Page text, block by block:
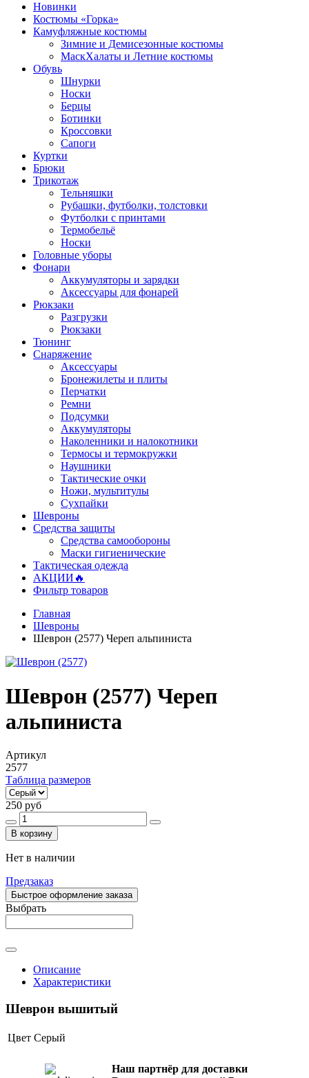
Новинки
Костюмы «Горка»
Камуфляжные костюмы
Зимние и Демисезонные костюмы
МаскХалаты и Летние костюмы
Обувь
Шнурки
Носки
Берцы
Ботинки
Кроссовки
Сапоги
Куртки
Брюки
Трикотаж
Тельняшки
Рубашки, футболки, толстовки
Футболки с принтами
Термобельё
Носки
Головные уборы
Фонари
Аккумуляторы и зарядки
Аксессуары для фонарей
Рюкзаки
Разгрузки
Рюкзаки
Тюнинг
Снаряжение
Аксессуары
Бронежилеты и плиты
Перчатки
Ремни
Подсумки
Аккумуляторы
Наколенники и налокотники
Термосы и термокружки
Наушники
Тактические очки
Ножи, мультитулы
Сухпайки
Шевроны
Средства защиты
Средства самообороны
Маски гигиенические
Тактическая одежда
АКЦИИ🔥
Фильтр товаров
Главная
Шевроны
Шеврон (2577) Череп альпиниста
Шеврон (2577) Череп
альпиниста
Артикул
2577
Таблица размеров
250 руб
В корзину
Нет в наличии
Предзаказ
Быстрое оформление заказа
Выбрать
Описание
Характеристики
Шеврон вышитый
Цвет Серый
Наш партнёр для доставки